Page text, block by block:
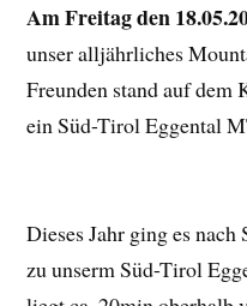
Am Freitag den
unser alljährliches
Freunden stand auf dem
ein Süd-Tirol Eggental
Dieses Jahr ging es
zu unserm Süd-Tirol